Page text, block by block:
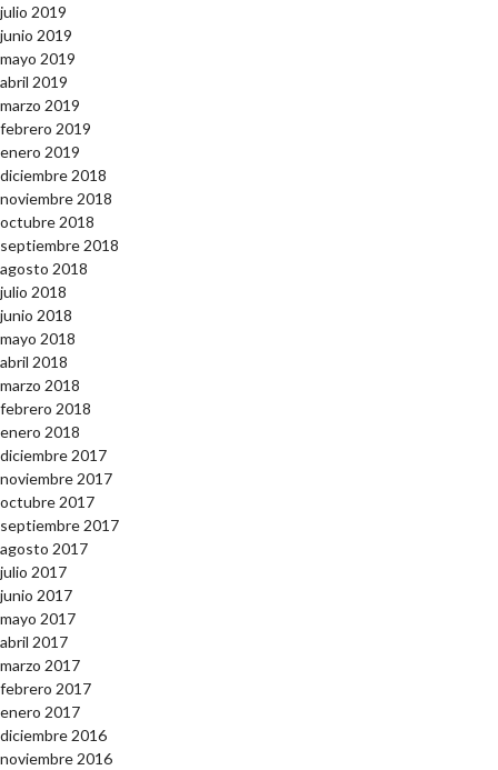
julio 2019
junio 2019
mayo 2019
abril 2019
marzo 2019
febrero 2019
enero 2019
diciembre 2018
noviembre 2018
octubre 2018
septiembre 2018
agosto 2018
julio 2018
junio 2018
mayo 2018
abril 2018
marzo 2018
febrero 2018
enero 2018
diciembre 2017
noviembre 2017
octubre 2017
septiembre 2017
agosto 2017
julio 2017
junio 2017
mayo 2017
abril 2017
marzo 2017
febrero 2017
enero 2017
diciembre 2016
noviembre 2016